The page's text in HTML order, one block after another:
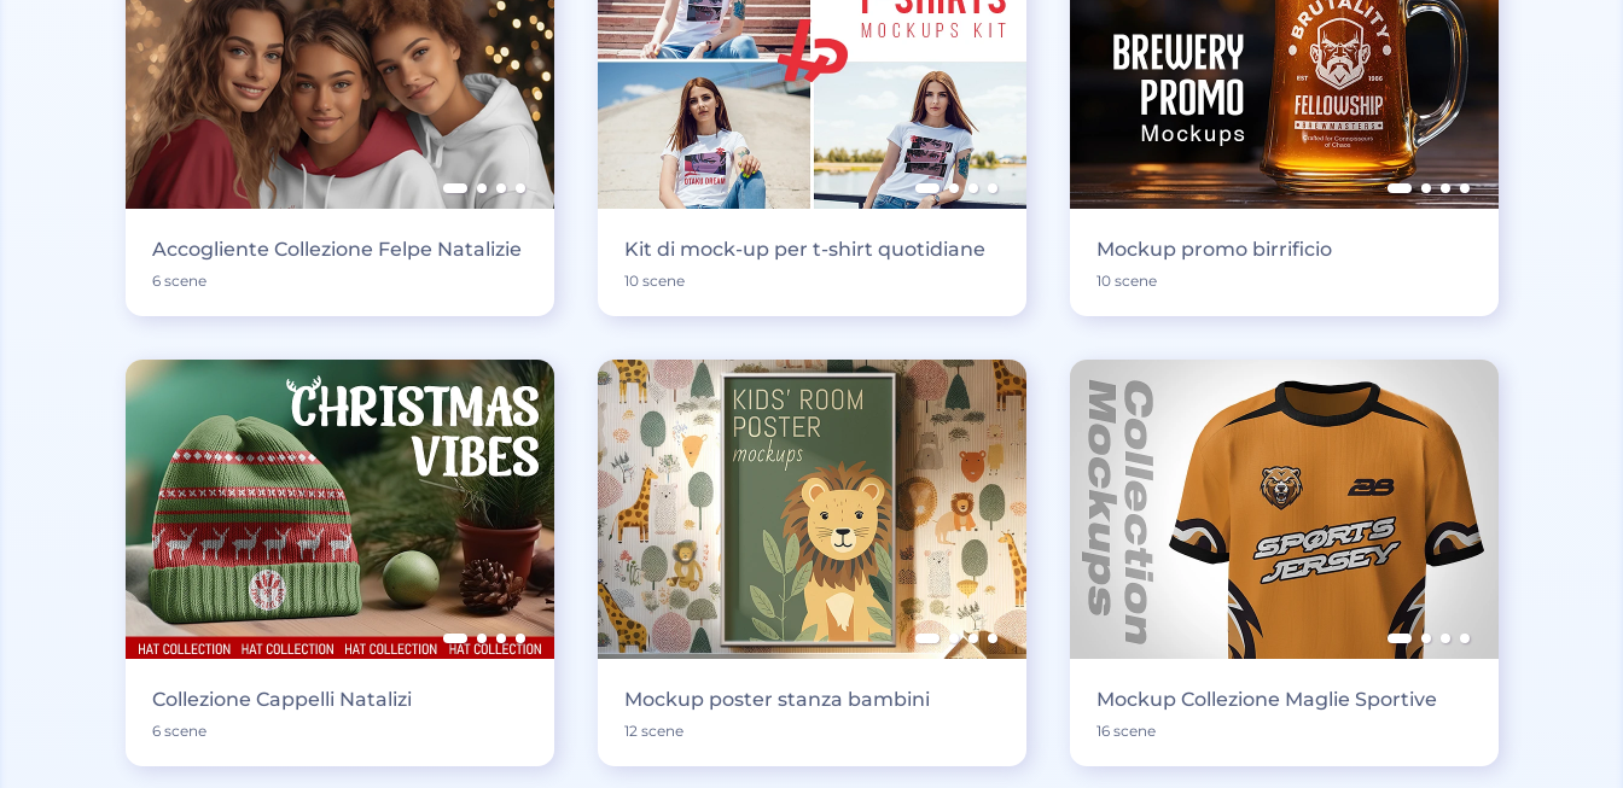
Accogliente Collezione Felpe Natalizie
6 scene
Kit di mock-up per t-shirt quotidiane
10 scene
Mockup promo birrificio
10 scene
Collezione Cappelli Natalizi
6 scene
Mockup poster stanza bambini
12 scene
Mockup Collezione Maglie Sportive
16 scene